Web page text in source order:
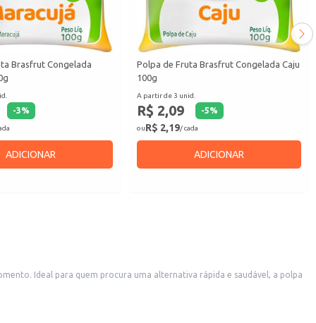
Brasfrut Congelada
-3%
ADICIONAR
Polpa de Fruta Brasfrut Congelada Caju
100g
A partir de 3 unid.
R$ 2,09 -5%
ouR$ 2,19/ cada
ADICIONAR
Ideal para quem procura uma alternativa rápida e saudável, a polpa